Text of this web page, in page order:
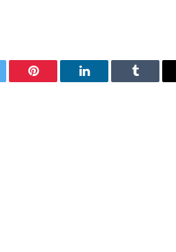
Pinterest
O
Tumblr